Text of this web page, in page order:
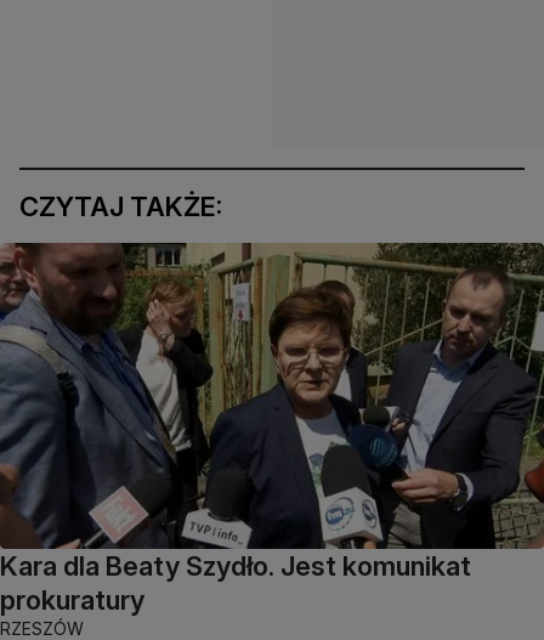
CZYTAJ TAKŻE:
Kara dla Beaty Szydło. Jest komunikat
prokuratury
RZESZÓW